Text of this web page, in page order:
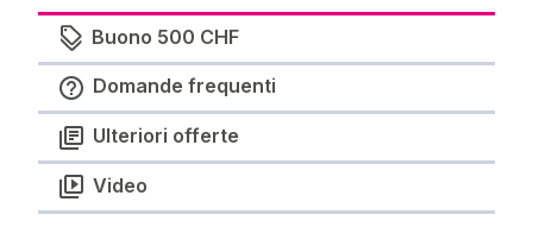
Buono 500 CHF
Domande frequenti
Ulteriori offerte
Video